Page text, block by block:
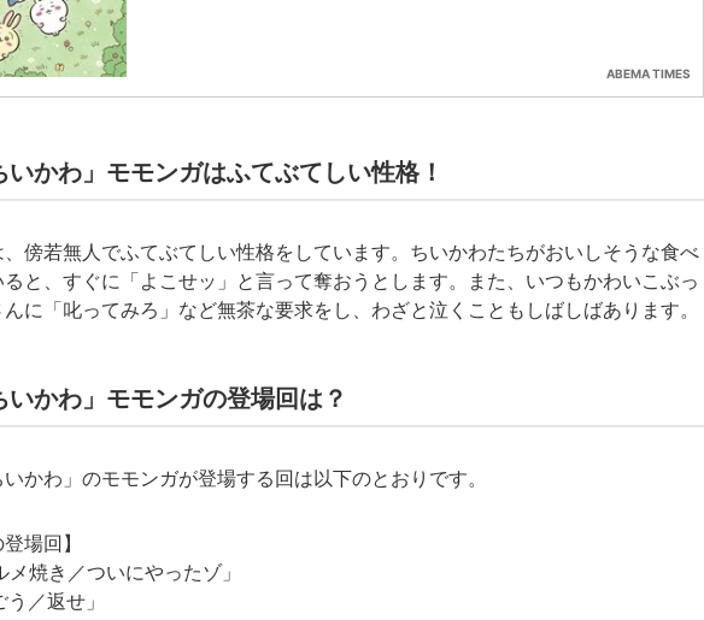
ABEMA TIMES
いかわ」モモンガはふてぶてしい性格！
傍若無人でふてぶてしい性格をしています。ちいかわたちがおいしそうな食べ
と、すぐに「よこせッ」と言って奪おうとします。また、いつもかわいこぶっ
に「叱ってみろ」など無茶な要求をし、わざと泣くこともしばしばあります。
いかわ」モモンガの登場回は？
かわ」のモモンガが登場する回は以下のとおりです。
場回】
焼き／ついにやったゾ」
／返せ」